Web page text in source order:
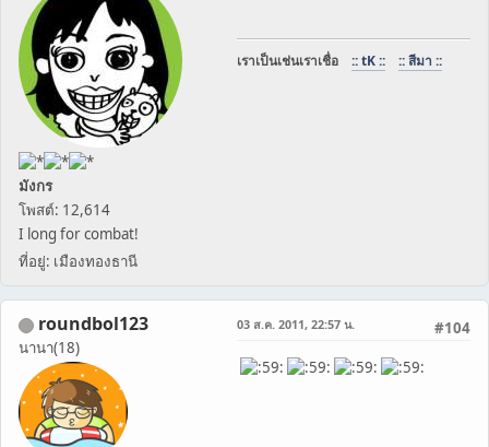
มังกร
โพสต์: 12,614
I long for combat!
ที่อยู่: เมืองทองธานี
เราเป็นเช่นเราเชื่อ :: tK :: :: สีมา ::
roundbol123
นานา(18)
#104
03 ส.ค. 2011, 22:57 น.